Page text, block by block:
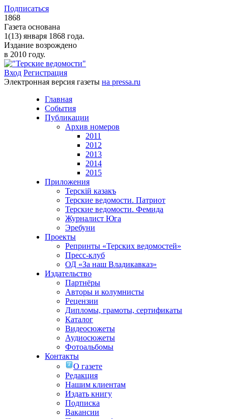
Подписаться
1868
Газета основана
1(13) января 1868 года.
Издание возрождено
в 2010 году.
Вход Регистрация
Электронная версия газеты на pressa.ru
Главная
События
Публикации
Архив номеров
2011
2012
2013
2014
2015
Приложения
Терскiй казакъ
Терские ведомости. Патриот
Терские ведомости. Фемида
Журналист Юга
Эребуни
Проекты
Репринты «Терских ведомостей»
Пресс-клуб
ОД «За наш Владикавказ»
Издательство
Партнёры
Авторы и колумнисты
Рецензии
Дипломы, грамоты, сертификаты
Каталог
Видеосюжеты
Аудиосюжеты
Фотоальбомы
Контакты
О газете
Редакция
Нашим клиентам
Издать книгу
Подписка
Вакансии